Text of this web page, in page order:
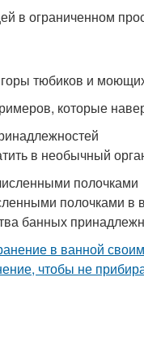
в ограниченном
горы тюбиков и
которые
в необычный
полочками
полочками в
банных